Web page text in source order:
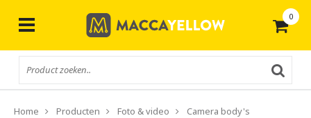
0
Home Producten Foto & video
Camera body's